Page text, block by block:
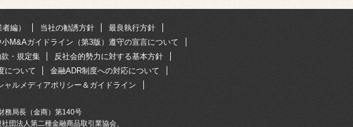
編） 当社の勧誘方針
最良執行方針
小M&Aガイドライン（第3版）遵守の宣言について
・規定集
反社会的勢力に対する基本方針
について
金融ADR制度への対応について
ャルメディアポリシー＆ガイドライン
務局長（金商）第140号
団法人第二種金融商品取引業協会、